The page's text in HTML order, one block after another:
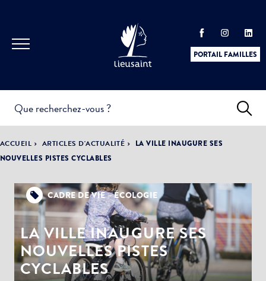
PORTAIL FAMILLES
PRATIQUES &
DÉMARCHES
ACTUALITÉS &
ÉVÈNEMENTS
LA VILLE
DÉMOCRATIE
PARTICIPATIVE
ACCUEIL ARTICLES D'ACTUALITÉ
LA VILLE INAUGURE SES
NOUVELLES PISTES CYCLABLES
CADRE DE VIE – ÉCOLOGIE
LA VILLE INAUGURE SES
NOUVELLES PISTES
CYCLABLES